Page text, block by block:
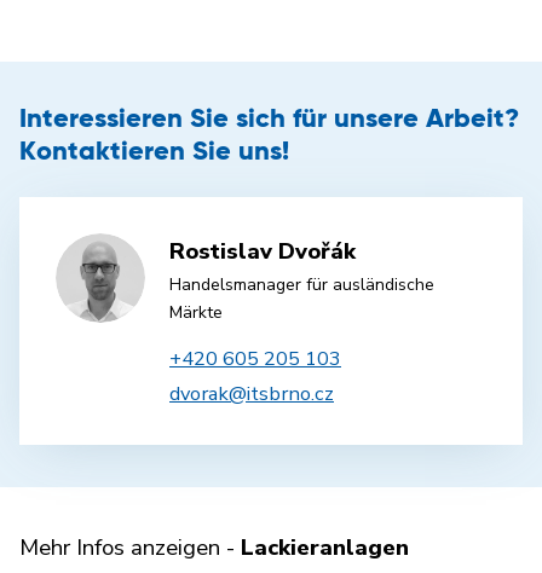
Interessieren Sie sich für unsere Arbeit?
Kontaktieren Sie uns!
Rostislav Dvořák
Handelsmanager für ausländische
Märkte
+420 605 205 103
dvorak@itsbrno.cz
Mehr Infos anzeigen - Lackieranlagen